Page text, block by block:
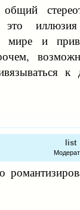
мире и
list